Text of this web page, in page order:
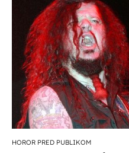
HOROR PRED PUBLIKOM